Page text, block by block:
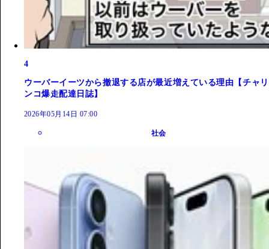
4
ウーバーイーツから撤退する店が最近増えている理由【チャリ
ンコ爆走配達日誌】
2026年05月14日 07:00
社会